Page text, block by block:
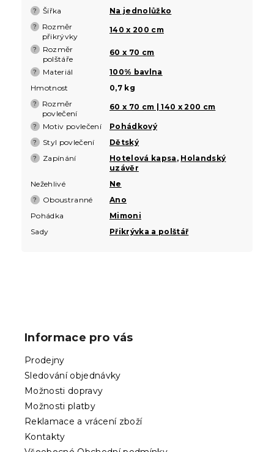
? Šířka Na jednolůžko
?
Rozměr
přikrývky
140 x 200 cm
?
Rozměr
polštáře
60 x 70 cm
? Materiál
100% bavlna
Hmotnost
0,7 kg
?
Rozměr
povlečení
60 x 70 cm | 140 x 200 cm
? Motiv povlečení Pohádkový
? Styl povlečení Dětský
? Zapínání Hotelová kapsa , Holandský
uzávěr
Nežehlivé
Ne
? Oboustranné
Ano
Pohádka
Mimoni
Sady
Přikrývka a polštář
Informace pro vás
Prodejny
Sledování objednávky
Možnosti dopravy
Možnosti platby
Reklamace a vrácení zboží
Kontakty